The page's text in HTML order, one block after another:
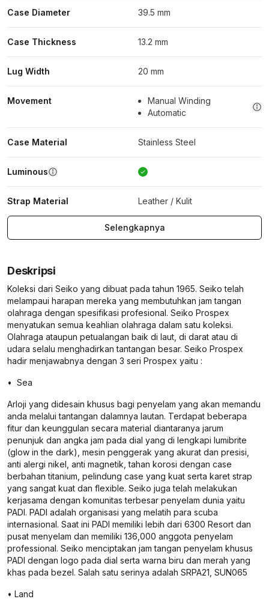
Case Diameter 39.5 mm
Case Thickness 13.2 mm
Lug Width 20 mm
Movement
Manual Winding
Automatic
Case Material Stainless Steel
Luminous
Strap Material Leather / Kulit
Selengkapnya
Deskripsi
Koleksi dari Seiko yang dibuat pada tahun 1965. Seiko telah
melampaui harapan mereka yang membutuhkan jam tangan
olahraga dengan spesifikasi profesional. Seiko Prospex
menyatukan semua keahlian olahraga dalam satu koleksi.
Olahraga ataupun petualangan baik di laut, di darat atau di
udara selalu menghadirkan tantangan besar. Seiko Prospex
hadir menjawabnya dengan 3 seri Prospex yaitu :
• Sea
Arloji yang didesain khusus bagi penyelam yang akan memandu
anda melalui tantangan dalamnya lautan. Terdapat beberapa
fitur dan keunggulan secara material diantaranya jarum
penunjuk dan angka jam pada dial yang di lengkapi lumibrite
(glow in the dark), mesin penggerak yang akurat dan presisi,
anti alergi nikel, anti magnetik, tahan korosi dengan case
berbahan titanium, pelindung case yang kuat serta karet strap
yang sangat kuat dan flexible. Seiko juga telah melakukan
kerjasama dengan komunitas terbesar penyelam dunia yaitu
PADI. PADI adalah organisasi yang melatih para scuba
internasional. Saat ini PADI memiliki lebih dari 6300 Resort dan
pusat menyelam dan memiliki 136,000 anggota penyelam
professional. Seiko menciptakan jam tangan penyelam khusus
PADI dengan logo pada dial serta warna biru dan merah yang
khas pada bezel. Salah satu serinya adalah SRPA21, SUN065
• Land